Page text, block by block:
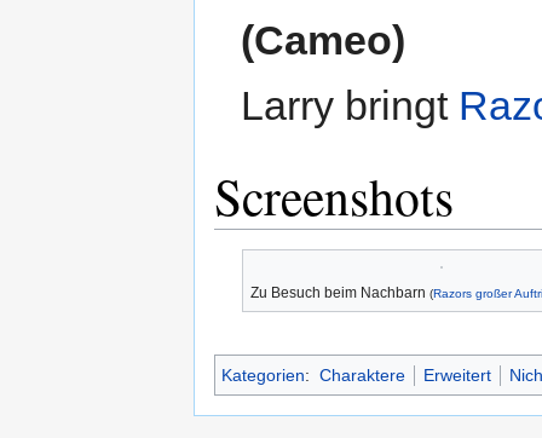
(Cameo)
Larry bringt
Screenshots
Zu Besuch beim Nachbarn (Razors großer
Kategorien: Charaktere Erweitert